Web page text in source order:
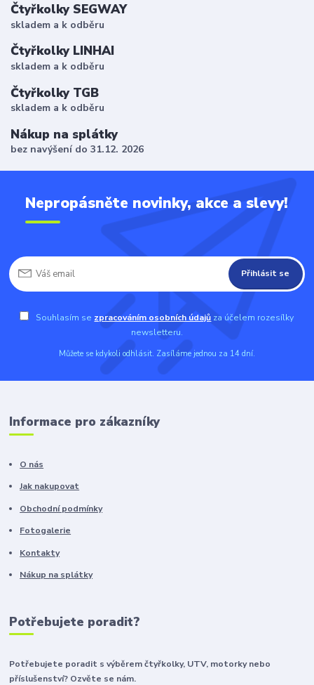
Čtyřkolky SEGWAY
skladem a k odběru
Čtyřkolky LINHAI
skladem a k odběru
Čtyřkolky TGB
skladem a k odběru
Nákup na splátky
bez navýšení do 31.12. 2026
Nepropásněte novinky, akce a slevy!
Přihlásit se
Souhlasím se zpracováním osobních údajů za účelem rozesílky
newsletteru.
Můžete se kdykoli odhlásit. Zasíláme jednou za 14 dní.
Informace pro zákazníky
O nás
Jak nakupovat
Obchodní podmínky
Fotogalerie
Kontakty
Nákup na splátky
Potřebujete poradit?
Potřebujete poradit s výběrem čtyřkolky, UTV, motorky nebo
příslušenství? Ozvěte se nám.